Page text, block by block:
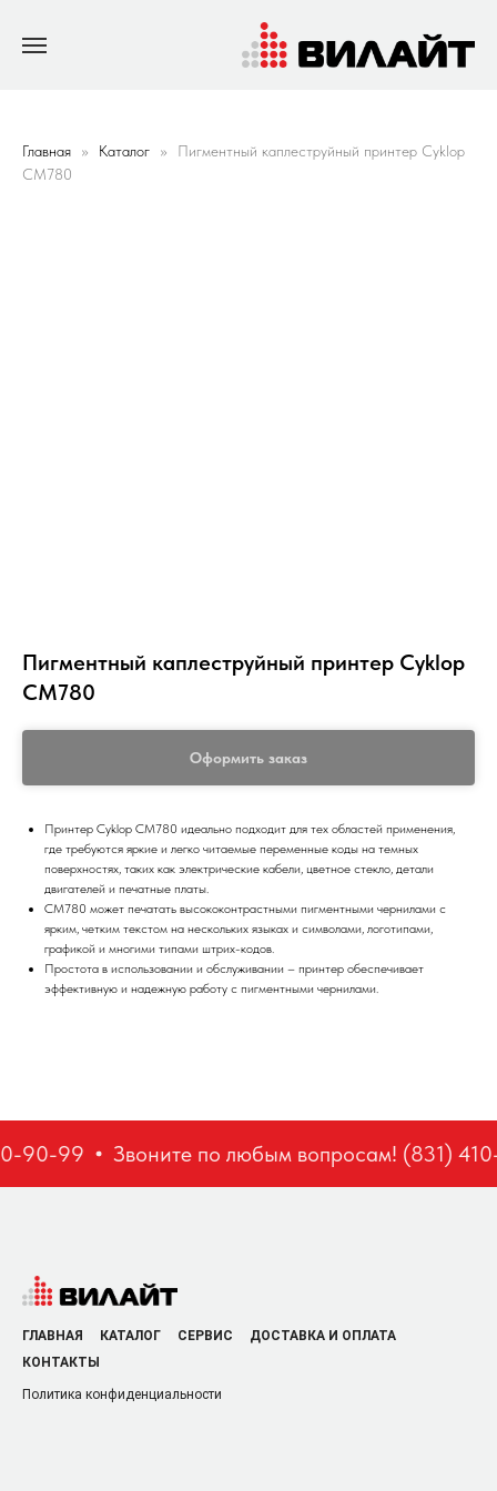
Главная Каталог
Пигментный каплеструйный принтер Cyklop
CM780
Пигментный каплеструйный принтер Cyklop
CM780
Оформить заказ
Принтер Cyklop CM780 идеально подходит для тех областей применения,
где требуются яркие и легко читаемые переменные коды на темных
поверхностях, таких как электрические кабели, цветное стекло, детали
двигателей и печатные платы.
CM780 может печатать высококонтрастными пигментными чернилами с
ярким, четким текстом на нескольких языках и символами, логотипами,
графикой и многими типами штрих-кодов.
Простота в использовании и обслуживании – принтер обеспечивает
эффективную и надежную работу с пигментными чернилами.
90-99 Звоните по любым вопросам! (831)
ГЛАВНАЯ КАТАЛОГ СЕРВИС
ДОСТАВКА И ОПЛАТА
КОНТАКТЫ
Политика конфиденциальности